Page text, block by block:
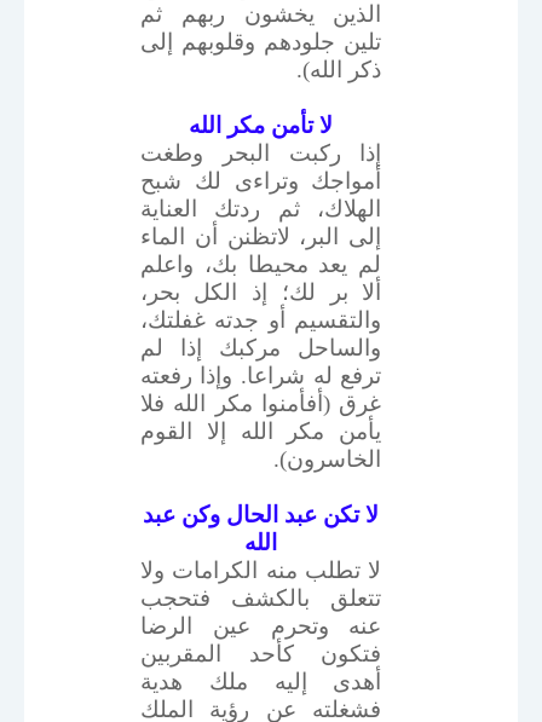
الذين يخشون ربهم ثم
تلين جلودهم وقلوبهم إلى
ذكر الله).
لا تأمن مكر الله
إذا ركبت البحر وطغت
أمواجك وتراءى لك شبح
الهلاك، ثم ردتك العناية
إلى البر، لاتظنن أن الماء
لم يعد محيطا بك، واعلم
ألا بر لك؛ إذ الكل بحر،
والتقسيم أو جدته غفلتك،
والساحل مركبك إذا لم
ترفع له شراعا. وإذا رفعته
غرق (أفأمنوا مكر الله فلا
يأمن مكر الله إلا القوم
الخاسرون).
لا تكن عبد الحال وكن عبد
الله
لا تطلب منه الكرامات ولا
تتعلق بالكشف فتحجب
عنه وتحرم عين الرضا
فتكون كأحد المقربين
أهدى إليه ملك هدية
فشغلته عن رؤية الملك